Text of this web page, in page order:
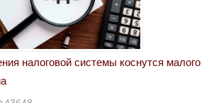
налоговой системы коснутся малого